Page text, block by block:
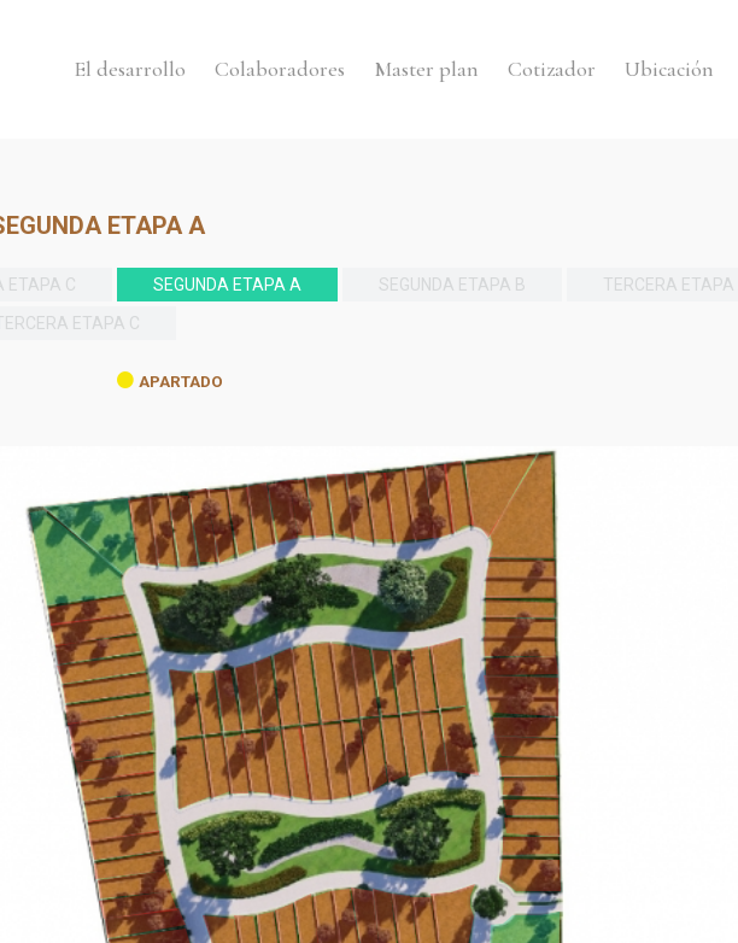
El desarrollo Colaboradores Master plan Cotizador Ubicación
ETAPA A
ETAPA C SEGUNDA ETAPA A SEGUNDA ETAPA B TERCERA ETAPA
ETAPA C
APARTADO